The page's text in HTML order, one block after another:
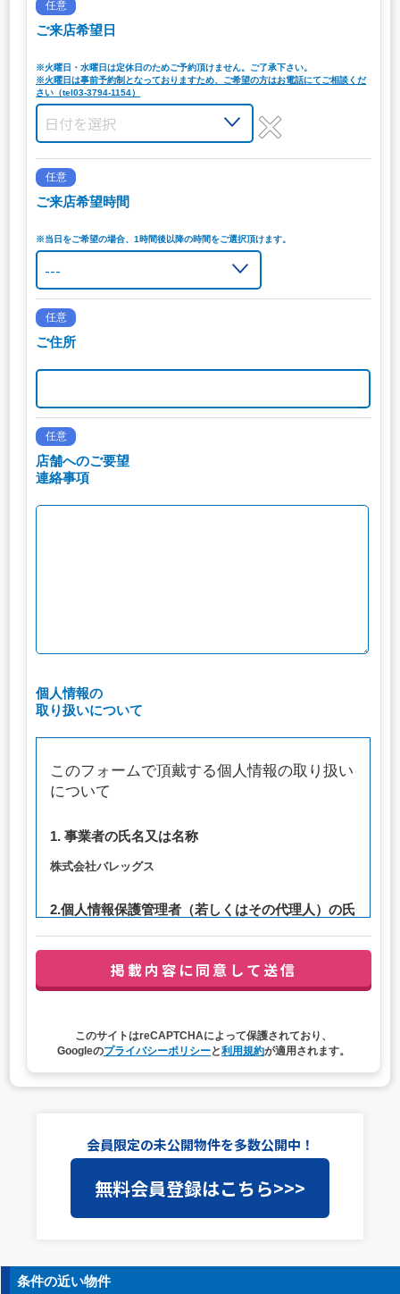
任意
ご来店希望日
※火曜日・水曜日は定休日のためご予約頂けません。ご了承下さい。
※火曜日は事前予約制となっておりますため、ご希望の方はお電話にてご相談くだ
さい（tel03-3794-1154）
任意
ご来店希望時間
※当日をご希望の場合、1時間後以降の時間をご選択頂けます。
任意
ご住所
任意
店舗へのご要望
連絡事項
個人情報の
取り扱いについて
このフォームで頂戴する個人情報の取り扱い
について
1. 事業者の氏名又は名称
株式会社バレッグス
2.個人情報保護管理者（若しくはその代理人）の氏
連絡先：privacy@balleggs.co.jp
（1）お問い合わせ対応（本人への連絡を含む）のため
4. 個人情報取扱いの委託
当社は事業運営上、前項利用目的の範囲に限って個人情報
を外部に委託することがあります。この場合、個人情報保
護水準の高い委託先を選定し、個人情報の適正管理・機密
保持についての契約を交わし、適切な管理を実施させま
5. 個人情報の開示等の請求
このサイトはreCAPTCHAによって保護されており、
Googleのプライバシーポリシーと利用規約が適用されます。
会員限定の未公開物件を多数公開中！
無料会員登録はこちら>>>
条件の近い物件